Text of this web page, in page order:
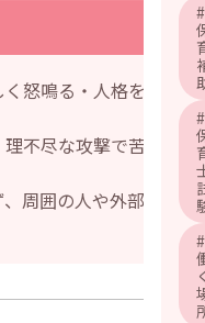
#
#
#
怒鳴る・人格を否
不尽な攻撃で苦痛
周囲の人や外部機